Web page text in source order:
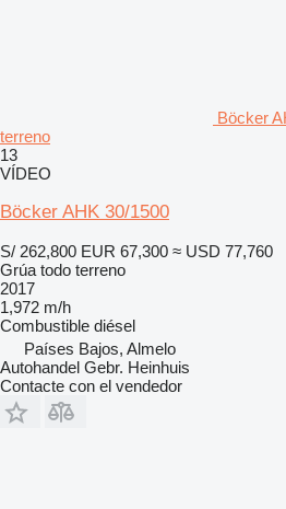
Böcker
terreno
13
VÍDEO
Böcker AHK 30/1500
S/ 262,800 EUR 67,300 ≈ USD 77,760
Grúa todo terreno
2017
1,972 m/h
Combustible diésel
Países Bajos, Almelo
Autohandel Gebr. Heinhuis
Contacte con el vendedor